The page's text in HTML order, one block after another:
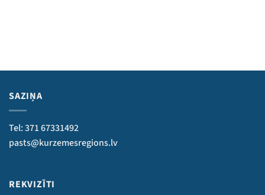
SAZIŅA
Tel: 371 67331492
pasts@kurzemesregions.lv
REKVIZĪTI